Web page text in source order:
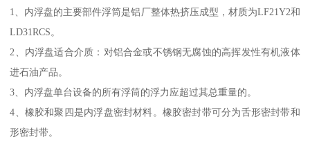
1、内浮盘的主要部件浮筒是铝厂整体热挤压成型，材质为LF21Y2和
LD31RCS。
2、内浮盘适合介质：对铝合金或不锈钢无腐蚀的高挥发性有机液体
进石油产品。
3、内浮盘单台设备的所有浮筒的浮力应超过其总重量的。
4、橡胶和聚四是内浮盘密封材料。橡胶密封带可分为舌形密封带和
形密封带。